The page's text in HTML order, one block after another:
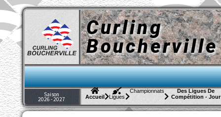
Curling
Boucherville
Saison
2026 - 2027 Accueil Ligues
Championnats
Des Ligues De
Compétition - Jour